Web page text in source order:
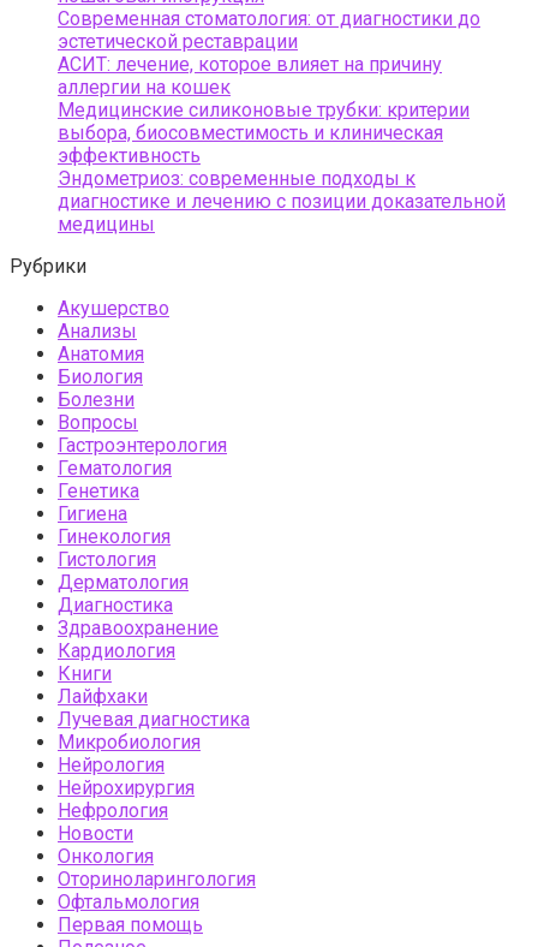
Современная стоматология: от диагностики до
эстетической реставрации
АСИТ: лечение, которое влияет на причину
аллергии на кошек
Медицинские силиконовые трубки: критерии
выбора, биосовместимость и клиническая
эффективность
Эндометриоз: современные подходы к
диагностике и лечению с позиции доказательной
медицины
Рубрики
Акушерство
Анализы
Анатомия
Биология
Болезни
Вопросы
Гастроэнтерология
Гематология
Генетика
Гигиена
Гинекология
Гистология
Дерматология
Диагностика
Здравоохранение
Кардиология
Книги
Лайфхаки
Лучевая диагностика
Микробиология
Нейрология
Нейрохирургия
Нефрология
Новости
Онкология
Оториноларингология
Офтальмология
Первая помощь